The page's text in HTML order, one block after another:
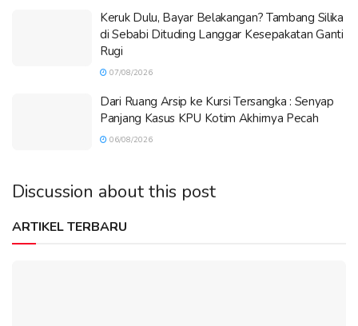
Keruk Dulu, Bayar Belakangan? Tambang Silika
di Sebabi Dituding Langgar Kesepakatan Ganti
Rugi
07/08/2026
Dari Ruang Arsip ke Kursi Tersangka : Senyap
Panjang Kasus KPU Kotim Akhirnya Pecah
06/08/2026
Discussion about this post
ARTIKEL TERBARU